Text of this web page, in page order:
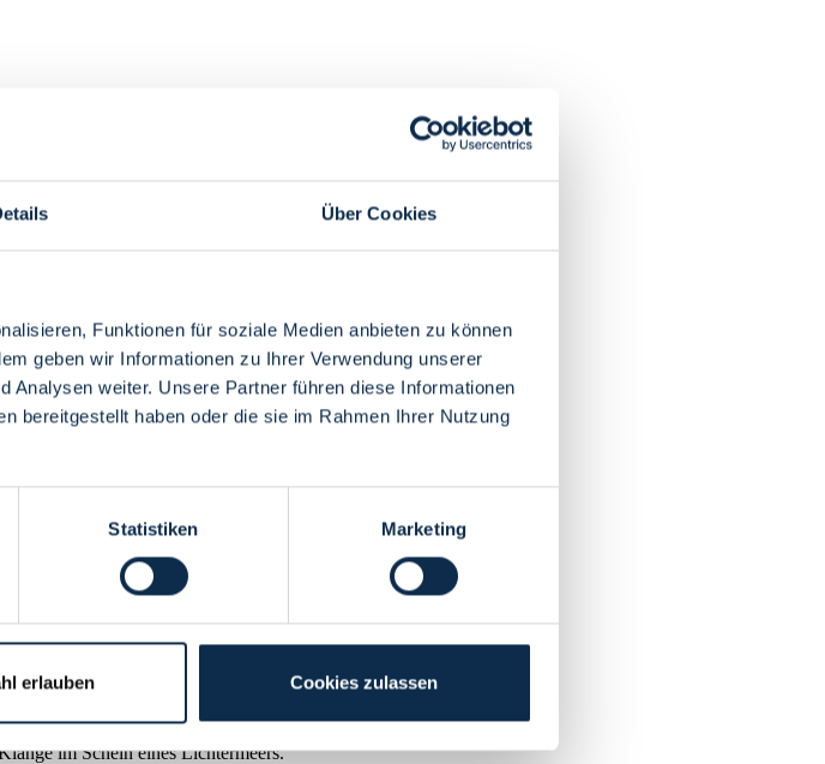
Über Cookies
Funktionen für soziale Medien anbieten zu können
geben wir Informationen zu Ihrer Verwendung unserer
Analysen weiter. Unsere Partner führen diese Informationen
bereitgestellt haben oder die sie im Rahmen Ihrer Nutzung
Statistiken Marketing
erlauben Cookies zulassen
im Schein eines Lichtermeers.